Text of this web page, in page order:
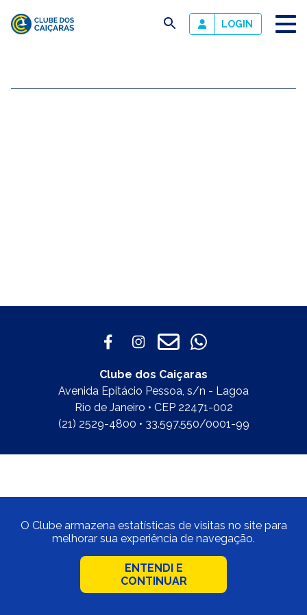
Caiçaras
busca LOGIN
Clube dos Caiçaras
Avenida Epitácio Pessoa, s/n - Lagoa
Rio de Janeiro • CEP 22471-002
(21) 2529-4800 • 33.597.550/0001-99
O Clube armazena estatísticas de visitas no site para
melhorar sua experiência de navegação.
ENTENDI E
CONTINUAR